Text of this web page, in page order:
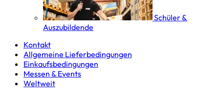
Schüler &
Auszubildende
Kontakt
Allgemeine Lieferbedingungen
Einkaufsbedingungen
Messen & Events
Weltweit